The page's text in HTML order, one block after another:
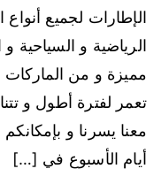
الإطارات لجميع أنواع
الرياضية و السياحية
مميزة و من الماركات
تعمر لفترة أطول و
معنا يسرنا و
أيام الأسبوع في […]